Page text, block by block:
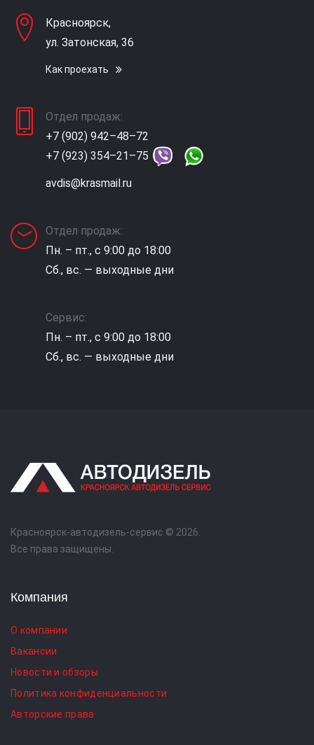
Красноярск,
ул. Затонская, 36
Как проехать
Отдел продаж:
+7 (902) 942–48–72
+7 (923) 354–21–75
avdis@krasmail.ru
Отдел продаж:
Пн. – пт., с 9:00 до 18:00
Сб., вс. — выходные дни
Сервис:
Пн. – пт., с 9:00 до 18:00
Сб., вс. — выходные дни
Красноярск-автодизель-сервис © 2026.
Все права защищены.
Компания
О компании
Вакансии
Новости и обзоры
Политика конфиденциальности
Авторские права